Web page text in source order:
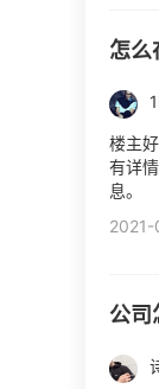
怎么
楼主
有详
息。
公司